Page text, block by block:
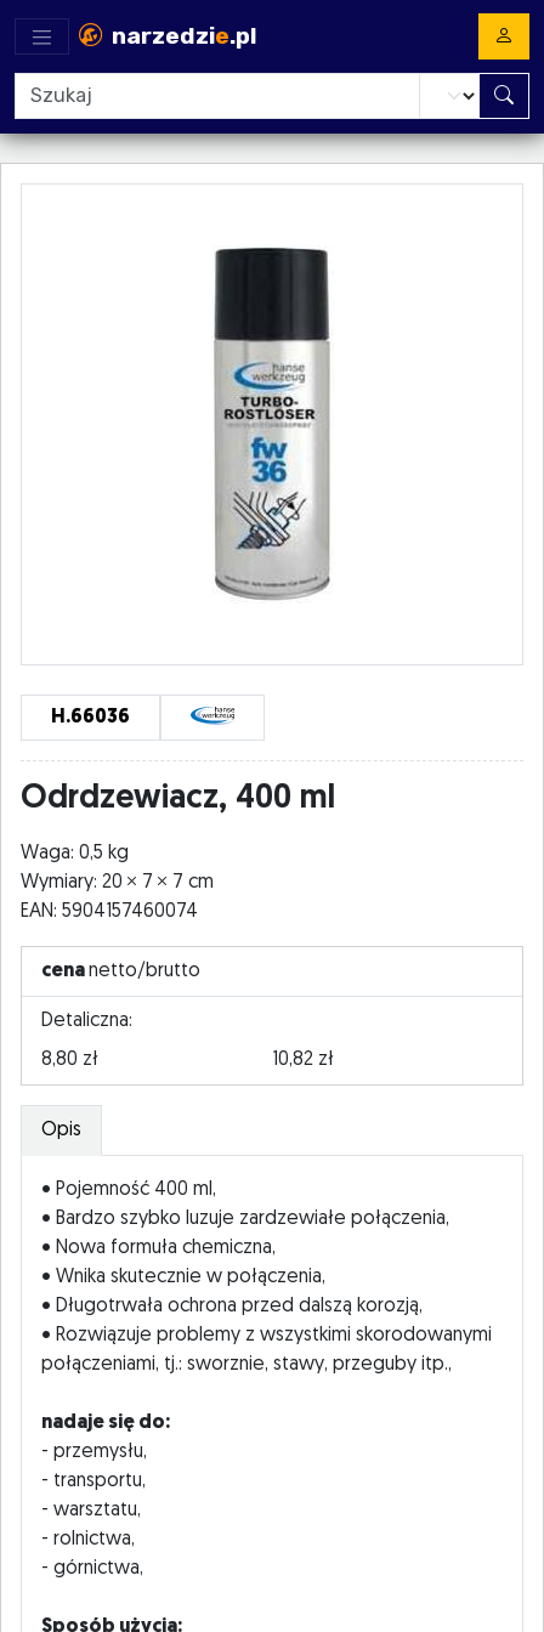
narzedzie.pl
H.66036
Odrdzewiacz, 400 ml
Waga: 0,5 kg
Wymiary: 20
7
7 cm
EAN: 5904157460074
cenanetto/brutto
Detaliczna:
8,80 zł
10,82 zł
Opis
• Pojemność 400 ml,
• Bardzo szybko luzuje zardzewiałe połączenia,
• Nowa formuła chemiczna,
• Wnika skutecznie w połączenia,
• Długotrwała ochrona przed dalszą korozją,
• Rozwiązuje problemy z wszystkimi skorodowanymi
połączeniami, tj.: sworznie, stawy, przeguby itp.,
nadaje się do:
- przemysłu,
- transportu,
- warsztatu,
- rolnictwa,
- górnictwa,
Sposób użycia: